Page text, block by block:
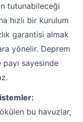
tutunabileceği
hızlı bir kurulum
garantisi almak
yönelir. Deprem
sayesinde
bu havuzlar,